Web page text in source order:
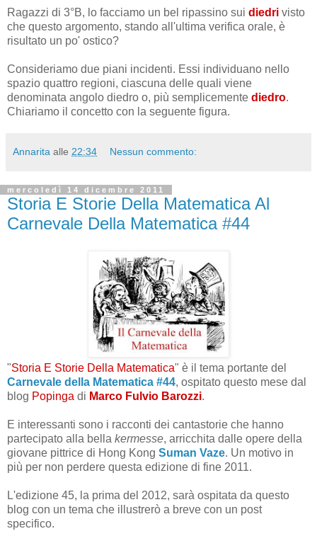
Ragazzi di 3°B, lo facciamo un bel ripassino sui diedri visto
che questo argomento, stando all'ultima verifica orale, è
risultato un po' ostico?
Consideriamo due piani incidenti. Essi individuano nello
spazio quattro regioni, ciascuna delle quali viene
denominata angolo diedro o, più semplicemente diedro.
Chiariamo il concetto con la seguente figura.
Annarita alle 22:34 Nessun commento:
mercoledì 14 dicembre 2011
Storia E Storie Della Matematica Al
Carnevale Della Matematica #44
"Storia E Storie Della Matematica" è il tema portante del
Carnevale della Matematica #44, ospitato questo mese dal
blog Popinga di Marco Fulvio Barozzi.
E interessanti sono i racconti dei cantastorie che hanno
partecipato alla bella kermesse, arricchita dalle opere della
giovane pittrice di Hong Kong Suman Vaze. Un motivo in
più per non perdere questa edizione di fine 2011.
L'edizione 45, la prima del 2012, sarà ospitata da questo
blog con un tema che illustrerò a breve con un post
specifico.